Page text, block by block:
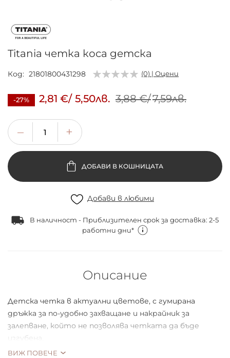
началото
галерия
със
Titania четка коса детска
Код 21801800431298 (0) | Оцени
-27% 2,81 €/ 5,50лв. 3,88 €/7,59лв.
ДОБАВИ В КОШНИЦАТА
Добави в любими
В наличност - Приблизителен срок за доставка: 2-5
работни дни*
Описание
Детска четка в актуални цветове, с гумирана
дръжка за по-удобно захващане и накрайник за
залепване, който не позволява четката да бъде
изгубена.
ВИЖ ПОВЕЧЕ